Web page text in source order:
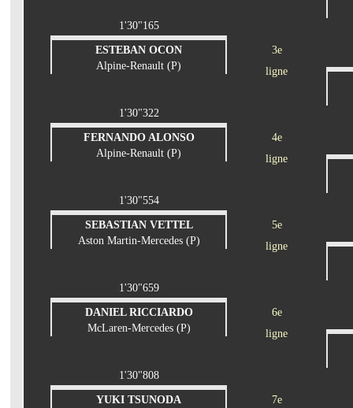
1'30"165
ESTEBAN OCON
Alpine-Renault (P)
3e
ligne
1'30"322
FERNANDO ALONSO
Alpine-Renault (P)
4e
ligne
1'30"554
SEBASTIAN VETTEL
Aston Martin-Mercedes (P)
5e
ligne
1'30"659
DANIEL RICCIARDO
McLaren-Mercedes (P)
6e
ligne
1'30"808
YUKI TSUNODA
7e